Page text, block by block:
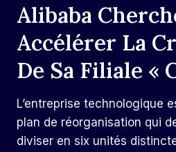
Alibaba
Accélérer La
De Sa Filiale «
L’entreprise technologique
plan de réorganisation qui
diviser en six unités